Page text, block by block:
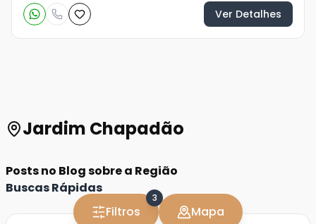
Filtros
3
Mapa
Ver Detalhes
Jardim Chapadão
Posts no Blog sobre a Região
Buscas Rápidas